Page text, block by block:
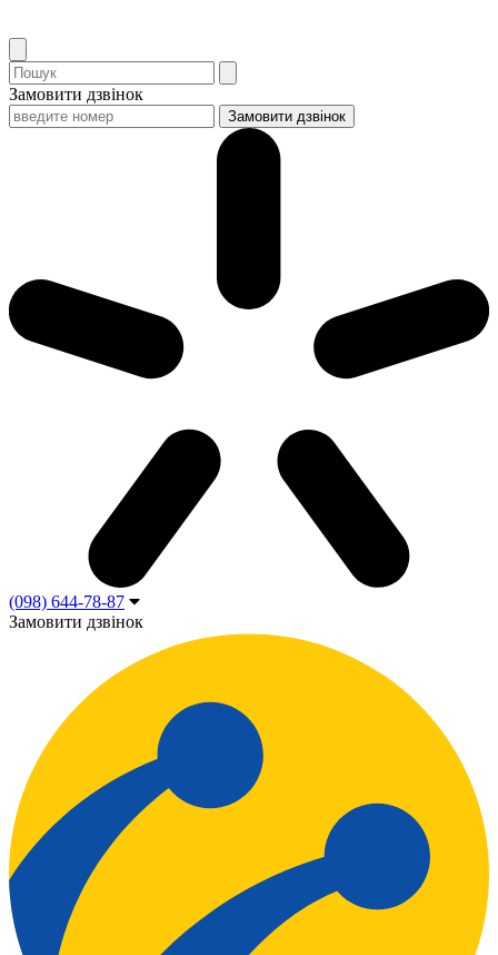
Замовити дзвінок
(098) 644-78-87
Замовити дзвінок